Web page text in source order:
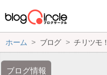
ホーム ブログ チリツモ！
ブログ情報